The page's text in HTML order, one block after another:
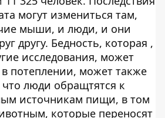
могут измениться там,
мыши, и люди, и они
другу. Бедность, которая ,
исследования, может
потеплении, может также
люди обращтятся к
источникам пищи, в том
которые переносят